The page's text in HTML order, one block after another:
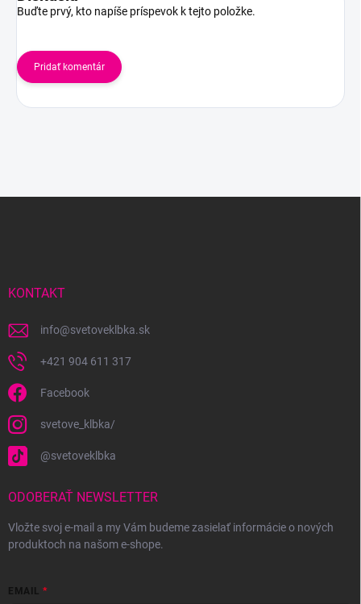
Buďte prvý, kto napíše príspevok k tejto položke.
Pridať komentár
KONTAKT
info@svetoveklbka.sk
+421 904 611 317
Facebook
svetove_klbka/
@svetoveklbka
ODOBERAŤ NEWSLETTER
Vložte svoj e-mail a my Vám budeme zasielať informácie o nových
produktoch na našom e-shope.
EMAIL